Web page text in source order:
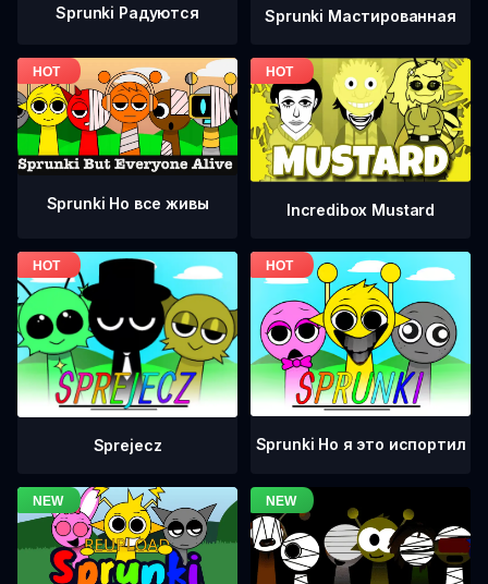
Sprunki Радуются Sprunki Мастированная
Sprunki Но все живы Incredibox Mustard
Sprejecz Sprunki Но я это испортил